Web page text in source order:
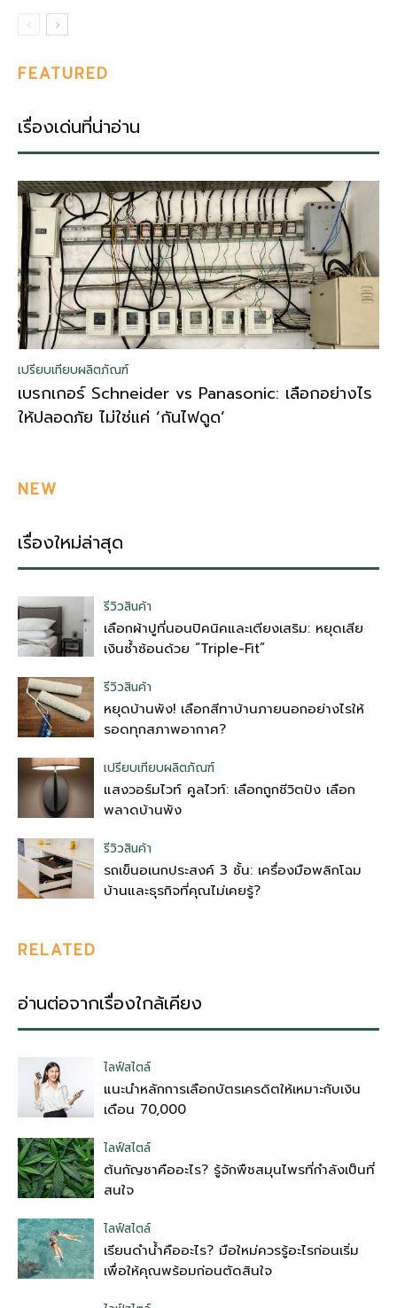
FEATURED
เรื่องเด่นที่น่าอ่าน
เปรียบเทียบผลิตภัณฑ์
เบรกเกอร์ Schneider vs Panasonic: เลือกอย่างไร
ให้ปลอดภัย ไม่ใช่แค่ ‘กันไฟดูด’
NEW
เรื่องใหม่ล่าสุด
รีวิวสินค้า
เลือกผ้าปูที่นอนปิคนิคและเตียงเสริม: หยุดเสีย
เงินซ้ำซ้อนด้วย “Triple-Fit”
รีวิวสินค้า
หยุดบ้านพัง! เลือกสีทาบ้านภายนอกอย่างไรให้
รอดทุกสภาพอากาศ?
เปรียบเทียบผลิตภัณฑ์
แสงวอร์มไวท์ คูลไวท์: เลือกถูกชีวิตปัง เลือก
พลาดบ้านพัง
รีวิวสินค้า
รถเข็นอเนกประสงค์ 3 ชั้น: เครื่องมือพลิกโฉม
บ้านและธุรกิจที่คุณไม่เคยรู้?
RELATED
อ่านต่อจากเรื่องใกล้เคียง
ไลฟ์สไตล์
แนะนำหลักการเลือกบัตรเครดิตให้เหมาะกับเงิน
เดือน 70,000
ไลฟ์สไตล์
ต้นกัญชาคืออะไร? รู้จักพืชสมุนไพรที่กำลังเป็นที่
สนใจ
ไลฟ์สไตล์
เรียนดำน้ำคืออะไร? มือใหม่ควรรู้อะไรก่อนเริ่ม
เพื่อให้คุณพร้อมก่อนตัดสินใจ